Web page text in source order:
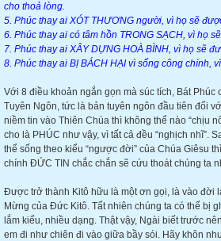
cho thoả lòng.
5. Phúc thay ai XÓT THƯƠNG người, vì họ sẽ
6. Phúc thay ai có tâm hồn TRONG SẠCH, vì họ
7. Phúc thay ai XÂY DỰNG HOÀ BÌNH, vì họ sẽ
8. Phúc thay ai BỊ BÁCH HẠI vì sống công chính,
Với 8 điều khoản ngắn gọn mà súc tích, Bát
Tuyên Ngôn, tức là bản tuyên ngôn đầu tiên đối
niềm tin vào Thiên Chúa thì không thể nào “chịu
cho là PHÚC như vậy, vì tất cả đều “nghịch nhĩ”.
thể sống theo kiểu “ngược đời” của Chúa Giêsu
chính ĐỨC TIN chắc chắn sẽ cứu thoát chúng ta
Được trở thành Kitô hữu là một ơn gọi, là vào đời
Mừng của Đức Kitô. Tất nhiên chúng ta có thể bị
lắm kiểu, nhiều dạng. Thật vậy, Ngài biết trước
em đi như chiên đi vào giữa bầy sói. Hãy khôn